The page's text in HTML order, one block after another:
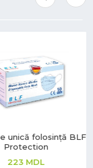
vinil Soft Touch
220MDL